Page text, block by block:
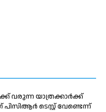
വരുന്ന യാത്രക്കാർക്ക്
പിസിആർ ടെസ്റ്റ് വേണ്ടെന്ന്